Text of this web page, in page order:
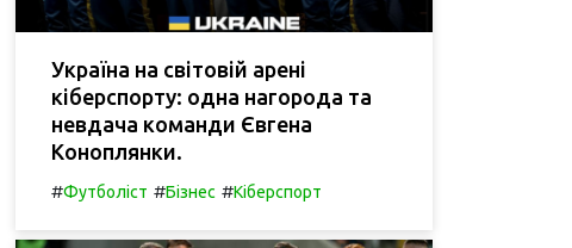
Україна на світовій арені
кіберспорту: одна нагорода та
невдача команди Євгена
Коноплянки.
#Футболіст #Бізнес #Кіберспорт